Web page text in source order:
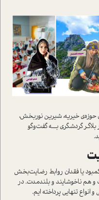
حوزه‌ی خیریه، شیرین نوربخش،
گردشگری بـــه گفت‌وگو
یا فقدان روابط رضایت‌بخش
و هم نا‌خوشایند و بلند‌مدت. در
تنهایی پرداخته ایم.